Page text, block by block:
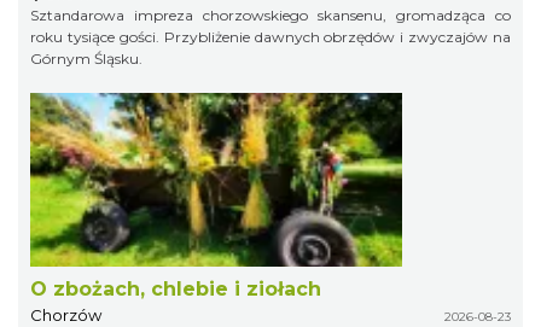
Sztandarowa impreza chorzowskiego skansenu, gromadząca co
roku tysiące gości. Przybliżenie dawnych obrzędów i zwyczajów na
Górnym Śląsku.
O zbożach, chlebie i ziołach
Chorzów 2026-08-23